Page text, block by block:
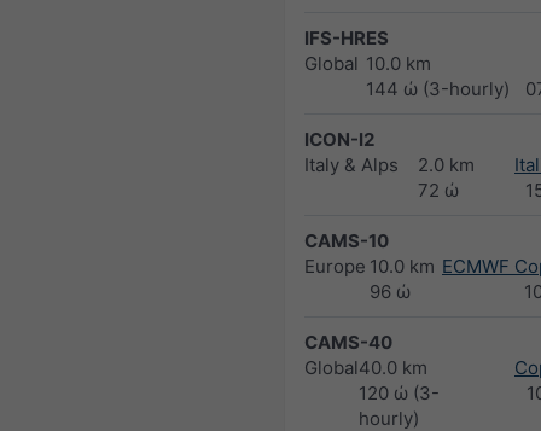
IFS-HRES
Global 10.0 km
144 ώ (3-hourly)
ICON-I2
Italy & Alps
2.0 km
72 ώ
CAMS-10
Europe 10.0 km
96 ώ
ECMWF
CAMS-40
Global40.0 km
120 ώ (3-
hourly)